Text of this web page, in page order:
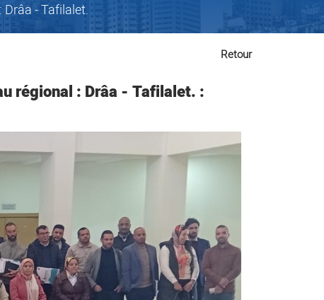
- Tafilalet.
Retour
régional : Drâa - Tafilalet. :